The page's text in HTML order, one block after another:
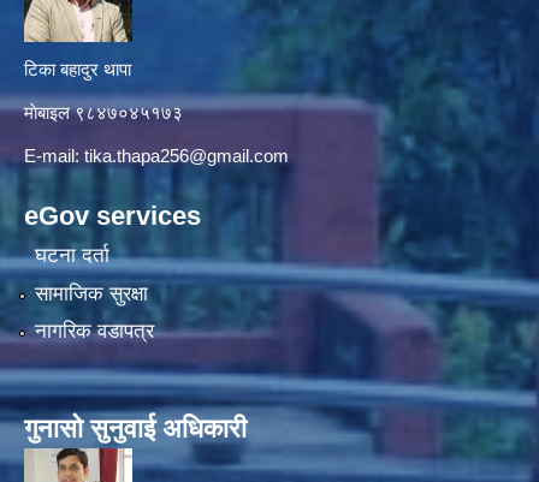
टिका बहादुर थापा
माे‍बाइल ९८४७०४५१७३
E-mail: tika.thapa256@gmail.com
eGov services
घटना दर्ता
सामाजिक सुरक्षा
नागरिक वडापत्र
गुनासाे सुनुवाई अधिकारी